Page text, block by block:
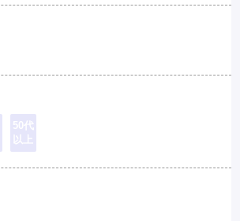
50代
以上